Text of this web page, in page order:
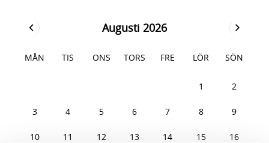
Augusti 2026
MÅN TIS ONS TORS FRE LÖR SÖN
1 2
3 4 5 6 7 8 9
10 11 12 13 14 15 16